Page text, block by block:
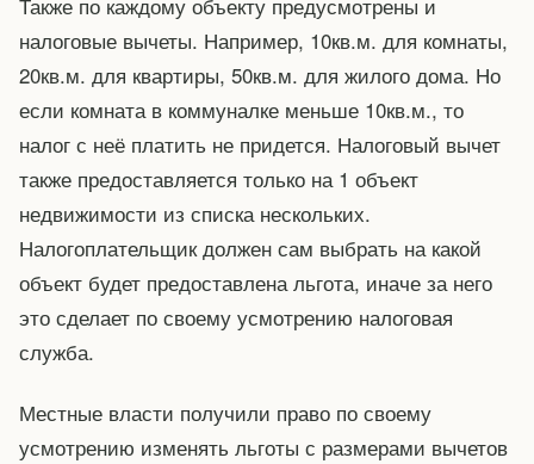
налоговые вычеты. Например, 10кв.м. для комнаты,
20кв.м. для квартиры, 50кв.м. для жилого дома. Но
если комната в коммуналке меньше 10кв.м., то
налог с неё платить не придется. Налоговый вычет
также предоставляется только на 1 объект
недвижимости из списка нескольких.
Налогоплательщик должен сам выбрать на какой
объект будет предоставлена льгота, иначе за него
это сделает по своему усмотрению налоговая
служба.
Местные власти получили право по своему
усмотрению изменять льготы с размерами вычетов